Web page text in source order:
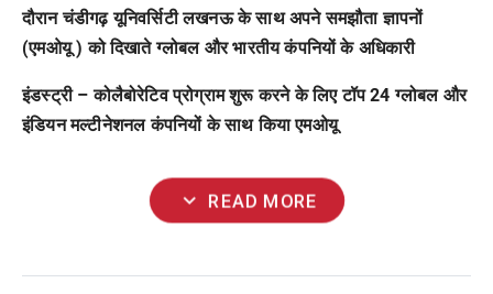
दौरान चंडीगढ़ यूनिवर्सिटी लखनऊ के साथ अपने समझौता ज्ञापनों
(एमओयू ) को दिखाते ग्लोबल और भारतीय कंपनियों के अधिकारी
इंडस्ट्री – कोलैबोरेटिव प्रोग्राम शुरू करने के लिए टॉप 24 ग्लोबल और
इंडियन मल्टीनेशनल कंपनियों के साथ किया एमओयू
expand_more READ MORE